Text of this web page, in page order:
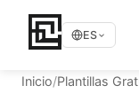
ES
Inicio/Plantillas